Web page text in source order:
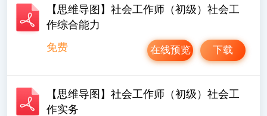
【思维导图】社会工作师（初级）社会工
作综合能力
免费
下载
在线预览
【思维导图】社会工作师（初级）社会工
作实务